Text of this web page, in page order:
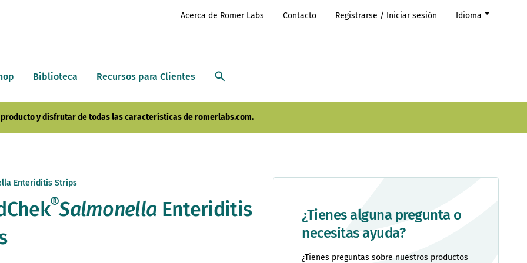
Biblioteca Recursos para Clientes
Acerca de Romer Labs Contacto Registrarse / Iniciar sesión Idioma
y disfrutar de todas las características de romerlabs.com.
Enteriditis Strips
®Salmonella Enteriditis
¿Tienes alguna pregunta o
necesitas ayuda?
¿Tienes preguntas sobre nuestros productos